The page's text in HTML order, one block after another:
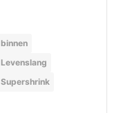
binnen
Levenslang
Supershrink